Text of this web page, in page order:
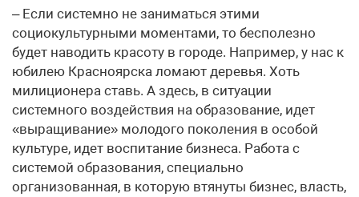
– Если системно не заниматься этими
социокультурными моментами, то бесполезно
будет наводить красоту в городе. Например, у нас к
юбилею Красноярска ломают деревья. Хоть
милиционера ставь. А здесь, в ситуации
системного воздействия на образование, идет
«выращивание» молодого поколения в особой
культуре, идет воспитание бизнеса. Работа с
системой образования, специально
организованная, в которую втянуты бизнес, власть,